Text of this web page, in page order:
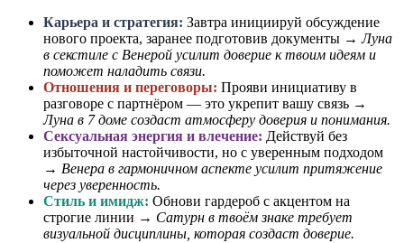
Карьера и стратегия: Завтра инициируй обсуждение
нового проекта, заранее подготовив документы →Луна
в секстиле с Венерой усилит доверие к твоим идеям и
поможет наладить связи.
Отношения и переговоры: Прояви инициативу в
разговоре с партнёром — это укрепит вашу связь →
Луна в 7 доме создаст атмосферу доверия и понимания.
Сексуальная энергия и влечение: Действуй без
избыточной настойчивости, но с уверенным подходом
→ Венера в гармоничном аспекте усилит притяжение
через уверенность.
Стиль и имидж: Обнови гардероб с акцентом на
строгие линии → Сатурн в твоём знаке требует
визуальной дисциплины, которая создаст доверие.